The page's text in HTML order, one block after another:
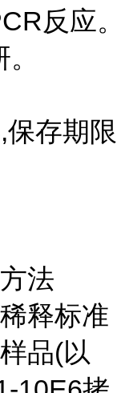
反应。
存期限
法
释标准
品(以